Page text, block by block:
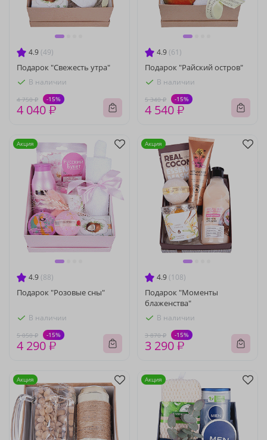
4.9 (49)
Подарок "Свежесть утра"
В наличии
4 750 ₽ -15%
4 040 ₽
4.9 (61)
Подарок "Райский остров"
В наличии
5 340 ₽ -15%
4 540 ₽
4.9 (88)
Подарок "Розовые сны"
В наличии
5 050 ₽ -15%
4 290 ₽
Акция
4.9 (108)
Подарок "Моменты
блаженства"
В наличии
3 870 ₽ -15%
3 290 ₽
Акция
Акция Акция